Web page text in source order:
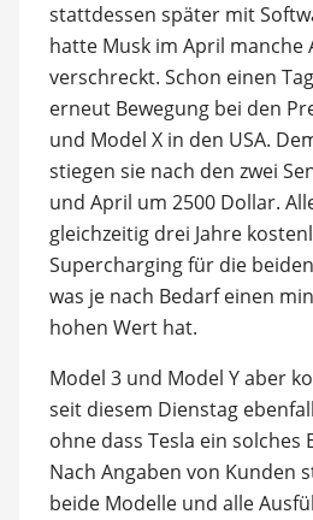
stattdessen später mit
hatte Musk im April manche
verschreckt. Schon einen
erneut Bewegung bei den
und Model X in den USA.
stiegen sie nach den zwei
und April um 2500 Dollar.
gleichzeitig drei Jahre
Supercharging für die
was je nach Bedarf einen
hohen Wert hat.
Model 3 und Model Y aber
seit diesem Dienstag
ohne dass Tesla ein solches
Nach Angaben von Kunden
beide Modelle und alle